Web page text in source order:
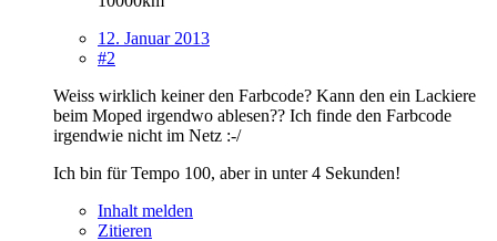
12. Januar 2013
#2
Weiss wirklich keiner den Farbcode? Kann den ein Lackiere
beim Moped irgendwo ablesen?? Ich finde den Farbcode
irgendwie nicht im Netz :-/
Ich bin für Tempo 100, aber in unter 4 Sekunden!
Inhalt melden
Zitieren